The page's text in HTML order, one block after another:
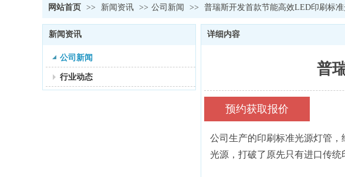
网站首页 >> 新闻资讯 >> 公司新闻 >> 普瑞斯开发首款节能高效LED印刷标
新闻资讯
公司新闻
行业动态
详细内容
普
预约获取报价
公司生产的印刷标准光源灯管
光源，打破了原先只有进口传统